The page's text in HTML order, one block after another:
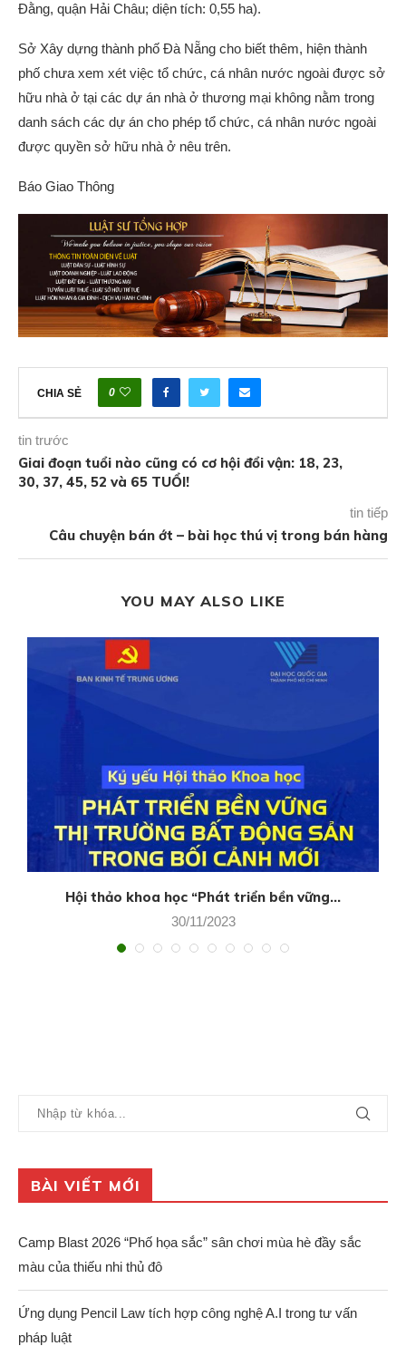
Đằng, quận Hải Châu; diện tích: 0,55 ha).
Sở Xây dựng thành phố Đà Nẵng cho biết thêm, hiện thành
phố chưa xem xét việc tổ chức, cá nhân nước ngoài được sở
hữu nhà ở tại các dự án nhà ở thương mại không nằm trong
danh sách các dự án cho phép tổ chức, cá nhân nước ngoài
được quyền sở hữu nhà ở nêu trên.
Báo Giao Thông
CHIA SẺ 0
tin trước
Giai đoạn tuổi nào cũng có cơ hội đổi vận: 18, 23,
30, 37, 45, 52 và 65 TUỔI!
tin tiếp
Câu chuyện bán ớt – bài học thú vị trong bán hàng
YOU MAY ALSO LIKE
Hội thảo khoa học “Phát triển bền vững...
30/11/2023
BÀI VIẾT MỚI
Camp Blast 2026 “Phố họa sắc” sân chơi mùa hè đầy sắc
màu của thiếu nhi thủ đô
Ứng dụng Pencil Law tích hợp công nghệ A.I trong tư vấn
pháp luật